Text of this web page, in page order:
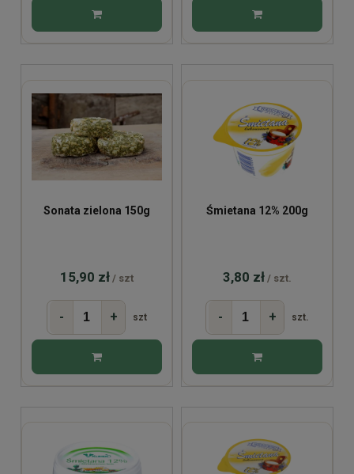
Sonata zielona 150g
15,90 zł / szt
- + szt
Śmietana 12% 200g
3,80 zł / szt.
- + szt.